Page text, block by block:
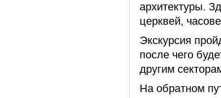
архитектуры.
церквей,
Экскурсия
после чего
другим
На обратном